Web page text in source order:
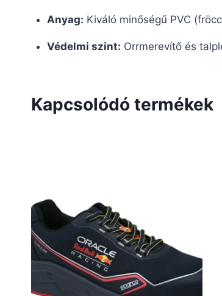
Anyag: Kiváló minőségű PVC
Védelmi szint: Orrmerevítő és
Kapcsolódó termékek